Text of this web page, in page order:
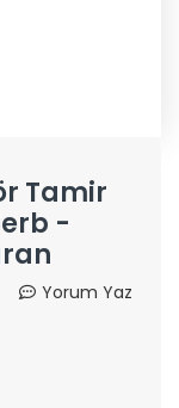
Tamir
-
Yorum Yaz